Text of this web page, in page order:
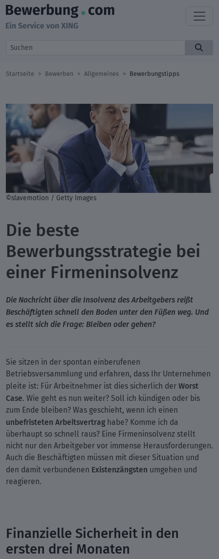
Startseite Bewerben Allgemeines Bewerbungstipps
©slavemotion / Getty Images
Die beste
Bewerbungsstrategie bei
einer Firmeninsolvenz
Die Nachricht über die Insolvenz des Arbeitgebers reißt
Beschäftigten schnell den Boden unter den Füßen weg. Und
es stellt sich die Frage: Bleiben oder gehen?
Sie sitzen in der spontan einberufenen
Betriebsversammlung und erfahren, dass Ihr Unternehmen
pleite ist: Für Arbeitnehmer ist dies sicherlich derWorst
Case. Wie geht es nun weiter? Soll ich kündigen oder bis
zum Ende bleiben? Was geschieht, wenn ich einen
unbefristeten Arbeitsvertrag habe? Komme ich da
überhaupt so schnell raus? Eine Firmeninsolvenz stellt
nicht nur den Arbeitgeber vor immense Herausforderungen.
Auch die Beschäftigten müssen mit dieser Situation und
den damit verbundenen Existenzängsten umgehen und
reagieren.
Finanzielle Sicherheit in den
ersten drei Monaten